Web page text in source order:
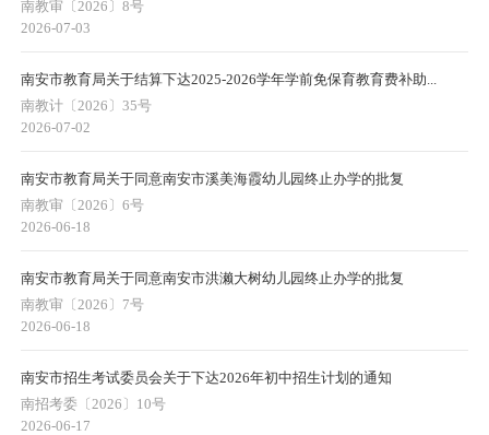
南教审〔2026〕8号
2026-07-03
南安市教育局关于结算下达2025-2026学年学前免保育教育费补助...
南教计〔2026〕35号
2026-07-02
南安市教育局关于同意南安市溪美海霞幼儿园终止办学的批复
南教审〔2026〕6号
2026-06-18
南安市教育局关于同意南安市洪濑大树幼儿园终止办学的批复
南教审〔2026〕7号
2026-06-18
南安市招生考试委员会关于下达2026年初中招生计划的通知
南招考委〔2026〕10号
2026-06-17